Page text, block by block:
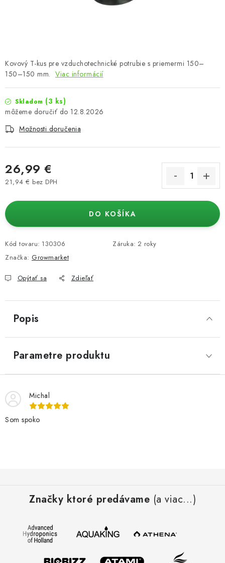
Podmienky o ochrane osobných údajov
Kovový T-kus pre vzduchotechnické potrubie s priemermi 150–
150–150 mm. Viac informácií
Skladom (3 ks)
12.8.2026
Možnosti doručenia
26,99 €
21,94 € bez DPH
DO KOŠÍKA
Kód tovaru: 130306 Záruka: 2 roky
Značka: Growmarket
Opýtať sa Zdieľať
Popis
Parametre produktu
Michal
Som spoko
Značky ktoré predávame (a viac...)